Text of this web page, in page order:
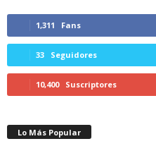
1,311 Fans
33 Seguidores
10,400 Suscriptores
Lo Más Popular